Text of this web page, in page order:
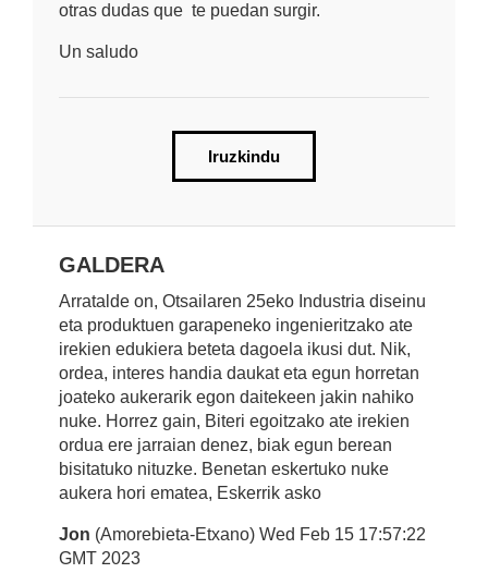
otras dudas que te puedan surgir.
Un saludo
Iruzkindu
GALDERA
Arratalde on, Otsailaren 25eko Industria diseinu
eta produktuen garapeneko ingenieritzako ate
irekien edukiera beteta dagoela ikusi dut. Nik,
ordea, interes handia daukat eta egun horretan
joateko aukerarik egon daitekeen jakin nahiko
nuke. Horrez gain, Biteri egoitzako ate irekien
ordua ere jarraian denez, biak egun berean
bisitatuko nituzke. Benetan eskertuko nuke
aukera hori ematea, Eskerrik asko
Jon (Amorebieta-Etxano) Wed Feb 15 17:57:22
GMT 2023